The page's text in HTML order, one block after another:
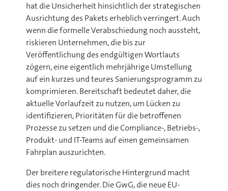
hat die Unsicherheit hinsichtlich der strategischen
Ausrichtung des Pakets erheblich verringert. Auch
wenn die formelle Verabschiedung noch aussteht,
riskieren Unternehmen, die bis zur
Veröffentlichung des endgültigen Wortlauts
zögern, eine eigentlich mehrjährige Umstellung
auf ein kurzes und teures Sanierungsprogramm zu
komprimieren. Bereitschaft bedeutet daher, die
aktuelle Vorlaufzeit zu nutzen, um Lücken zu
identifizieren, Prioritäten für die betroffenen
Prozesse zu setzen und die Compliance-, Betriebs-,
Produkt- und IT-Teams auf einen gemeinsamen
Fahrplan auszurichten.
Der breitere regulatorische Hintergrund macht
dies noch dringender. Die GwG, die neue EU-